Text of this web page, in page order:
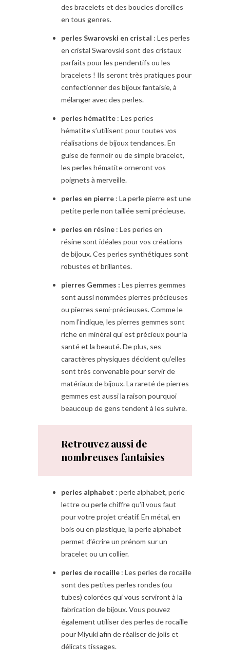
des bracelets et des boucles d’oreilles
en tous genres.
perles Swarovski en cristal : Les perles
en cristal Swarovski sont des cristaux
parfaits pour les pendentifs ou les
bracelets ! Ils seront très pratiques pour
confectionner des bijoux fantaisie, à
mélanger avec des perles.
perles hématite : Les perles
hématite s’utilisent pour toutes vos
réalisations de bijoux tendances. En
guise de fermoir ou de simple bracelet,
les perles hématite orneront vos
poignets à merveille.
perles en pierre : La perle pierre est une
petite perle non taillée semi précieuse.
perles en résine : Les perles en
résine sont idéales pour vos créations
de bijoux.Ces perles synthétiques sont
robustes et brillantes.
pierres Gemmes : Les pierres gemmes
sont aussi nommées pierres précieuses
ou pierres semi-précieuses. Comme le
nom l’indique, les pierres gemmes sont
riche en minéral qui est précieux pour la
santé et la beauté. De plus, ses
caractères physiques décident qu’elles
sont très convenable pour servir de
matériaux de bijoux. La rareté de pierres
gemmes est aussi la raison pourquoi
beaucoup de gens tendent à les suivre.
Retrouvez aussi de
nombreuses fantaisies
perles alphabet : perle alphabet, perle
lettre ou perle chiffre qu’il vous faut
pour votre projet créatif. En métal, en
bois ou en plastique, la perle alphabet
permet d’écrire un prénom sur un
bracelet ou un collier.
perles de rocaille : Les perles de rocaille
sont des petites perles rondes (ou
tubes) colorées qui vous serviront à la
fabrication de bijoux. Vous pouvez
également utiliser des perles de rocaille
pour Miyuki afin de réaliser de jolis et
délicats tissages.